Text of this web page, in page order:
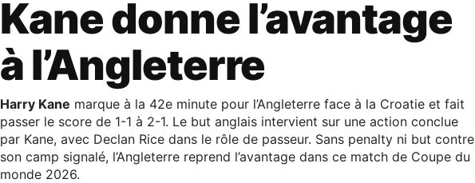
Kane donne l’avantage
à l’Angleterre
Harry Kane marque à la 42e minute pour l’Angleterre face à la Croatie et fait
passer le score de 1-1 à 2-1. Le but anglais intervient sur une action conclue
par Kane, avec Declan Rice dans le rôle de passeur. Sans penalty ni but contre
son camp signalé, l’Angleterre reprend l’avantage dans ce match de Coupe du
monde 2026.